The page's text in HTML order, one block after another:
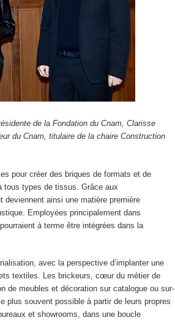
de la Fondation du Cnam, Clarisse
du Cnam, titulaire de la chaire Construction
pour créer des briques de formats et de
tous types de tissus. Grâce aux
ainsi une matière première
Employées principalement dans
à terme être intégrées dans la
avec la perspective d’implanter une
textiles. Les brickeurs, cœur du métier de
de meubles et décoration sur catalogue ou sur-
plus souvent possible à partir de leurs propres
et showrooms, dans une boucle